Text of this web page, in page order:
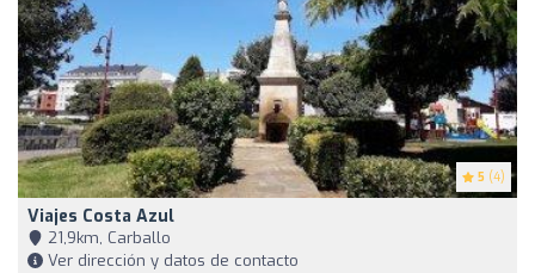
5 (4)
Viajes Costa Azul
21,9km, Carballo
Ver dirección y datos de contacto